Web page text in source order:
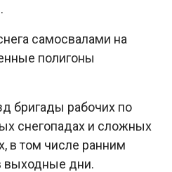
самосвалами на
полигоны
бригады рабочих по
снегопадах и сложных
в том числе ранним
выходные дни.​